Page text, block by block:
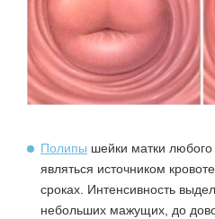
Полипы шейки матки
являться источником
сроках. Интенсивность
небольших мажущих, до